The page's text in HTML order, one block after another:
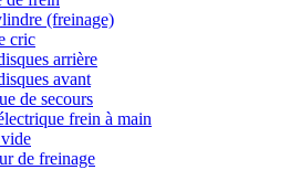
(freinage)
cric
arrière
avant
de secours
frein à main
de freinage